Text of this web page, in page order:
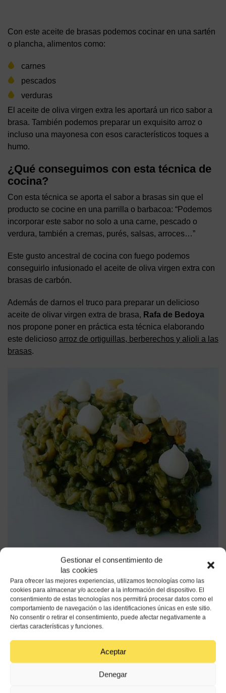
Gestionar el consentimiento de
las cookies
Para ofrecer las mejores experiencias, utilizamos tecnologías como las
cookies para almacenar y/o acceder a la información del dispositivo. El
consentimiento de estas tecnologías nos permitirá procesar datos como el
comportamiento de navegación o las identificaciones únicas en este sitio.
No consentir o retirar el consentimiento, puede afectar negativamente a
ciertas características y funciones.
Aceptar
Denegar
Con este aceite de brasas podemos cocinar en una sartén
o plancha, alimentos como:
carnes
pescados
verduras
El aceite de oliva virgen extra les aportará un rico sabor a
brasa. También podemos preparar un exquisito arroz o
incluso una mayonesa con esos característicos toques a
humo.
¿Qué conseguimos con esta técnica de
cocina?
Con esta técnica se aporta el sabor a brasas sin que el
producto se cocine en una parrilla o barbacoa: “Podemos
incorporar este sabor no solo a una carne, pescado o
verdura, también a cremas, purés, salsas, arroces…”
Este gusto ancestral de cocina con fuego podemos
conseguirlo infusionado el aceite de oliva virgen extra con
brasas de carbón.
Además de darnos el truco para preparar un delicioso
aceite de olivar virgen extra de brasa, Rafa de Bedoya
nos propone poner en práctica esta técnica elaborando
este delicioso arroz de ortiguillas, berberechos y alioli a las
brasas.
Anterior Todos
Siguiente